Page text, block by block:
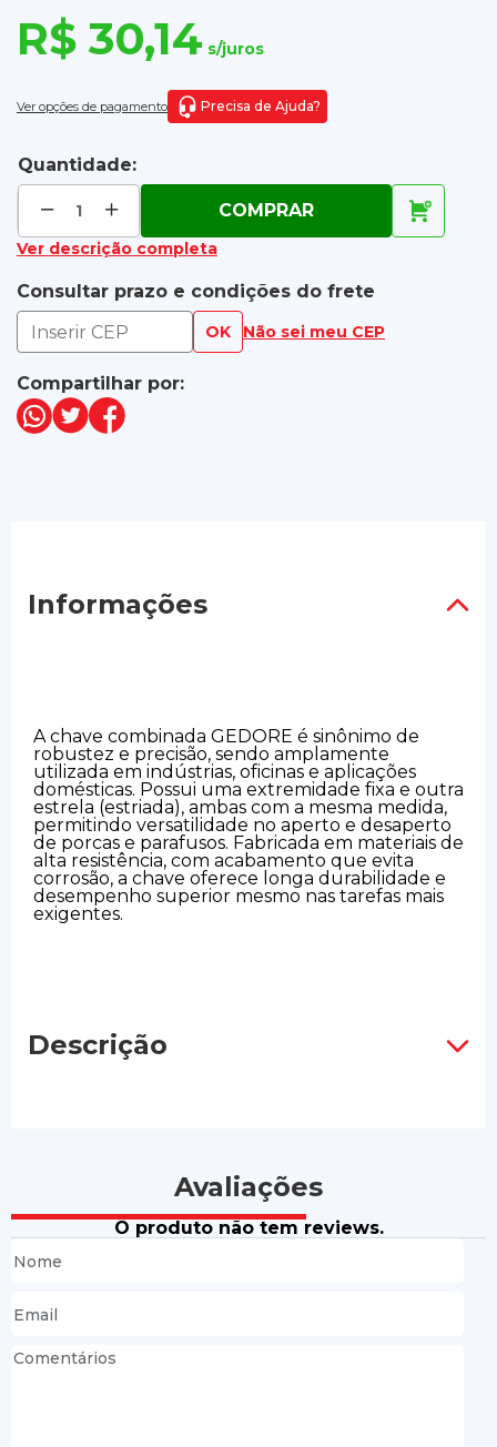
R$ 30,14 s/juros
Ver opções de pagamento Precisa de Ajuda?
Quantidade:
COMPRAR
Ver descrição completa
Consultar prazo e condições do frete
OK Não sei meu CEP
Compartilhar por:
Informações
A chave combinada GEDORE é sinônimo de
robustez e precisão, sendo amplamente
utilizada em indústrias, oficinas e aplicações
domésticas. Possui uma extremidade fixa e outra
estrela (estriada), ambas com a mesma medida,
permitindo versatilidade no aperto e desaperto
de porcas e parafusos. Fabricada em materiais de
alta resistência, com acabamento que evita
corrosão, a chave oferece longa durabilidade e
desempenho superior mesmo nas tarefas mais
exigentes.
Descrição
Avaliações
O produto não tem reviews.